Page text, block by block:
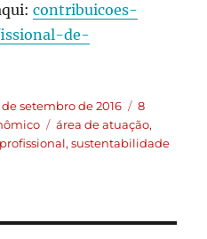
contribuicoes-
de-
de setembro de 2016
8
área de atuação,
,sustentabilidade